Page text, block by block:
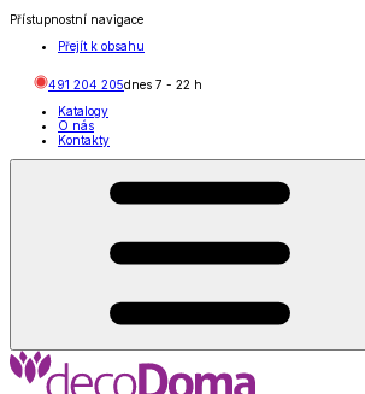
Přístupnostní navigace
Přejít k obsahu
491 204 205dnes 7 - 22 h
Katalogy
O nás
Kontakty